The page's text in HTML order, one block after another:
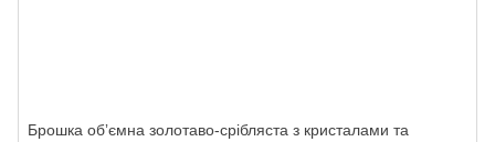
Брошка обʼємна золотаво-срібляста з кристалами та